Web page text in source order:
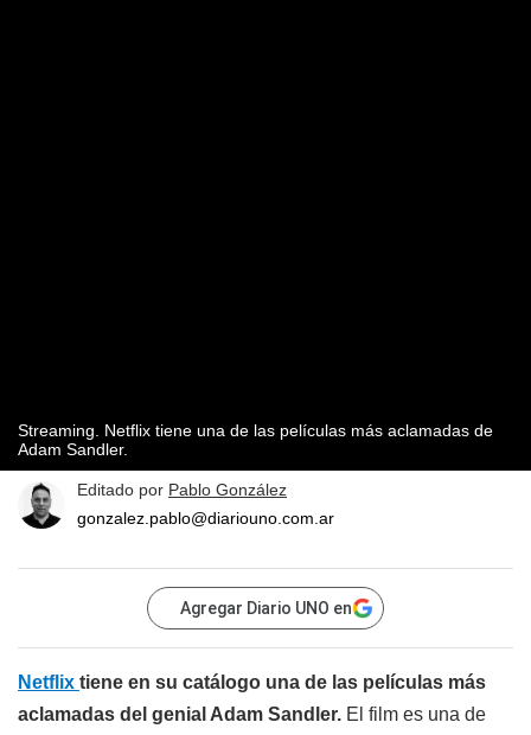
Streaming. Netflix tiene una de las películas más aclamadas de
Adam Sandler.
Editado por Pablo González
gonzalez.pablo@diariouno.com.ar
Agregar Diario UNO en
Netflix tiene en su catálogo una de las películas más
aclamadas del genial Adam Sandler. El film es una de